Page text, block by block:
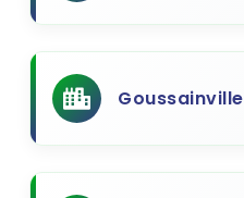
Goussainville